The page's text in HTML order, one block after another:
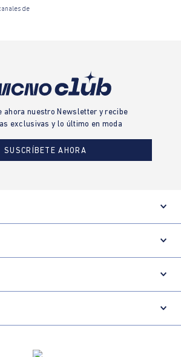
de
ahora nuestro Newsletter y recibe
exclusivas y lo último en moda
SUSCRÍBETE AHORA